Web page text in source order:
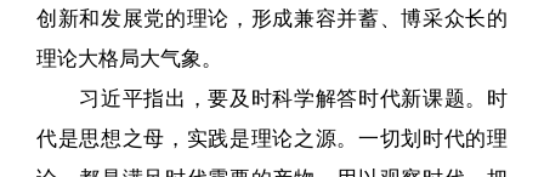
创新和发展党的理论，形成兼容并蓄、博采众长的
理论大格局大气象。
习近平指出，要及时科学解答时代新课题。时
代是思想之母，实践是理论之源。一切划时代的理